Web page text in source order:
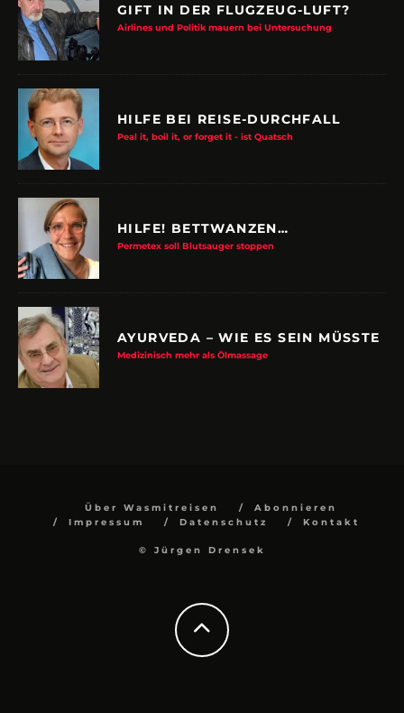
GIFT IN DER FLUGZEUG-LUFT?
Airlines und Politik mauern bei Untersuchung
HILFE BEI REISE-DURCHFALL
Peal it, boil it, or forget it - ist Quatsch
HILFE! BETTWANZEN…
Permetex soll Blutsauger stoppen
AYURVEDA – WIE ES SEIN MÜSSTE
Medizinisch mehr als Ölmassage
Über Wasmitreisen
Abonnieren
Impressum
Datenschutz Kontakt
© Jürgen Drensek